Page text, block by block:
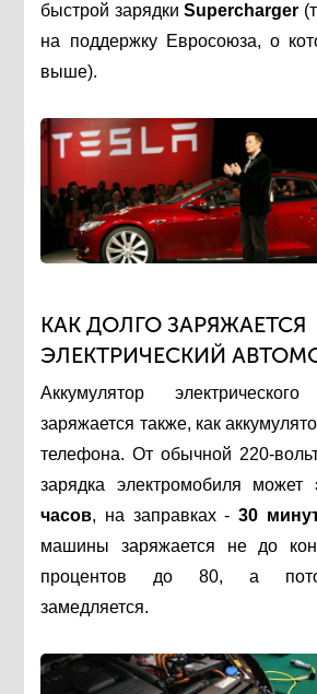
быстрой зарядкиSupercharger
на поддержку Евросоюза, о
выше).
КАК ДОЛГО ЗАРЯЖАЕТСЯ
ЭЛЕКТРИЧЕСКИЙ
Аккумулятор
заряжается также, как
телефона. От обычной 220-
зарядка электромобиля может
часов, на заправках -30
машины заряжается не до
процентов до 80, а
замедляется.